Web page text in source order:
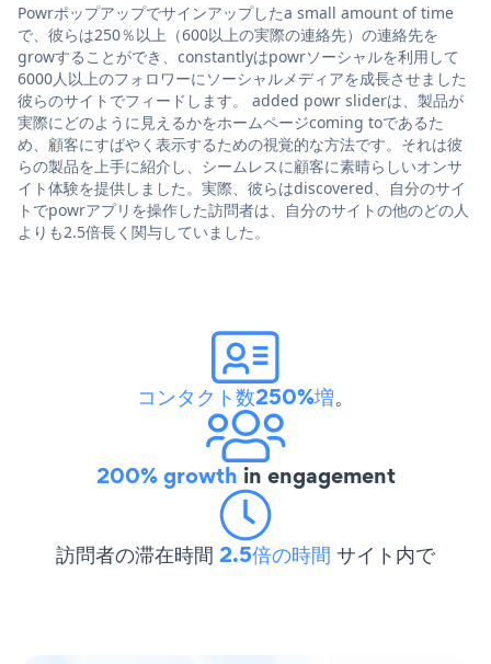
Powrポップアップでサインアップしたa small amount of time
で、彼らは250％以上（600以上の実際の連絡先）の連絡先を
growすることができ、constantlyはpowrソーシャルを利用して
6000人以上のフォロワーにソーシャルメディアを成長させました
彼らのサイトでフィードします。 added powr sliderは、製品が
実際にどのように見えるかをホームページcoming toであるた
め、顧客にすばやく表示するための視覚的な方法です。それは彼
らの製品を上手に紹介し、シームレスに顧客に素晴らしいオンサ
イト体験を提供しました。実際、彼らはdiscovered、自分のサイ
トでpowrアプリを操作した訪問者は、自分のサイトの他のどの人
よりも2.5倍長く関与していました。
コンタクト数250%増。
200% growth in engagement
訪問者の滞在時間 2.5倍の時間 サイト内で